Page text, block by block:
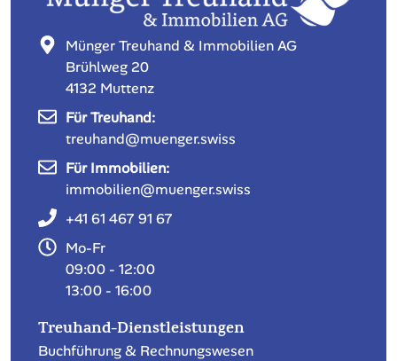
Münger Treuhand & Immobilien AG
Brühlweg 20
4132 Muttenz
Für Treuhand:
treuhand@muenger.swiss
Für Immobilien:
immobilien@muenger.swiss
+41 61 467 91 67
Mo-Fr
09:00 - 12:00
13:00 - 16:00
Treuhand-Dienstleistungen
Buchführung & Rechnungswesen